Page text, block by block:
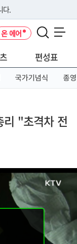
다.
고 있다면 아래 URL에
온 에어
편성표
국가기념식 종영
리 "초격차 전